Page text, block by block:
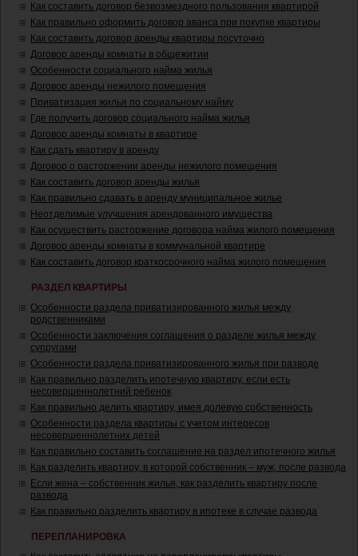
Как составить договор безвозмездного пользования квартирой
Как правильно оформить договор аванса при покупке квартиры
Как составить договор аренды квартиры посуточно
Договор аренды комнаты в общежитии
Особенности социального найма жилья
Договор аренды нежилого помещения
Приватизация жилья по социальному найму
Где получить договор социального найма жилья
Договор аренды комнаты в квартире
Как сдать квартиру в аренду
Договор о расторжении аренды нежилого помещения
Как составить договор аренды жилья
Как правильно сдавать в аренду муниципальное жилье
Неотделимые улучшения арендованного имущества
Как осуществить расторжение договора найма жилого помещения
Договор аренды комнаты в коммунальной квартире
Как составить договор краткосрочного найма жилого помещения
РАЗДЕЛ КВАРТИРЫ
Особенности раздела приватизированного жилья между
родственниками
Особенности заключения соглашения о разделе жилья между
супругами
Особенности раздела приватизированного жилья при разводе
Как правильно разделить ипотечную квартиру, если есть
несовершеннолетний ребенок
Как правильно делить квартиру, имея долевую собственность
Особенности раздела квартиры с учетом интересов
несовершеннолетних детей
Как правильно составить соглашение на раздел ипотечного жилья
Как разделить квартиру, в которой собственник – муж, после развода
Если жена – собственник жилья, как разделить квартиру после
развода
Как правильно разделить квартиру в ипотеке в случае развода
ПЕРЕПЛАНИРОВКА